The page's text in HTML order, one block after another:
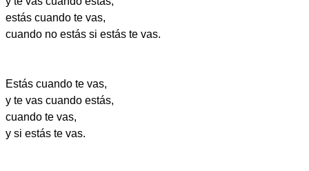
estás cuando te vas,
cuando no estás si estás te vas.
Estás cuando te vas,
y te vas cuando estás,
cuando te vas,
y si estás te vas.